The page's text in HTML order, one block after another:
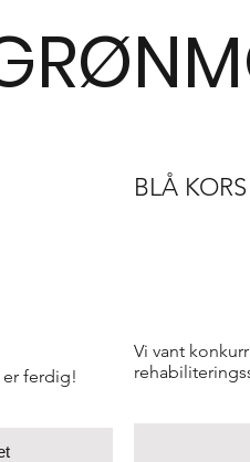
ferdig!
BLÅ KORS
Vi vant